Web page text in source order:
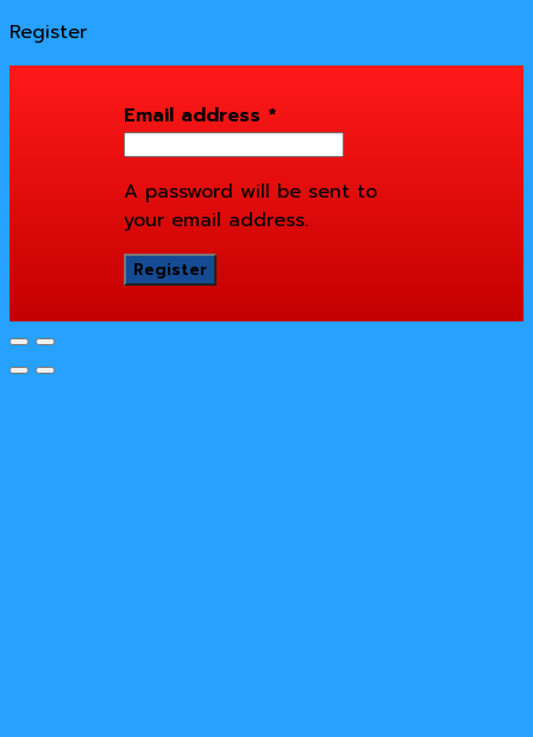
Register
Email address *
A password will be sent to
your email address.
Register